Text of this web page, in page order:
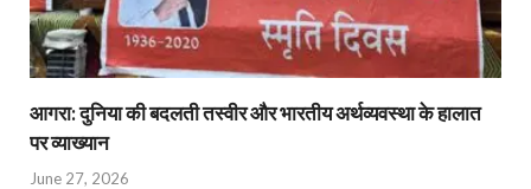
आगरा: दुनिया की बदलती तस्वीर और भारतीय अर्थव्यवस्था के हालात
पर व्याख्यान
June 27, 2026